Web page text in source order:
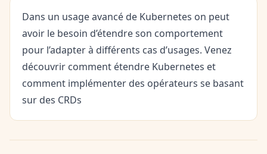
Dans un usage avancé de Kubernetes on peut
avoir le besoin d’étendre son comportement
pour l’adapter à différents cas d’usages. Venez
découvrir comment étendre Kubernetes et
comment implémenter des opérateurs se basant
sur des CRDs